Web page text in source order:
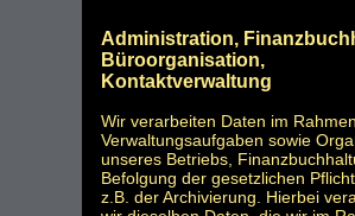
Administration,
Büroorganisation,
Kontaktverwaltung
Wir verarbeiten Daten im
Verwaltungsaufgaben sowie
unseres Betriebs,
Befolgung der gesetzlichen
z.B. der Archivierung. Hierbei